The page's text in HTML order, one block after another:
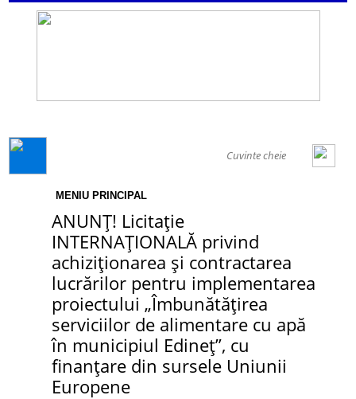
MENIU PRINCIPAL
ANUNȚ! Licitație
INTERNAȚIONALĂ privind
achiziționarea și contractarea
lucrărilor pentru implementarea
proiectului „Îmbunătățirea
serviciilor de alimentare cu apă
în municipiul Edineț”, cu
finanțare din sursele Uniunii
Europene